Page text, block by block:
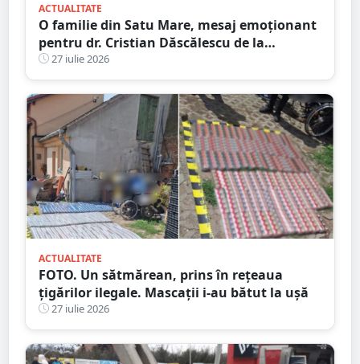
ACTUALITATE
O familie din Satu Mare, mesaj emoționant
pentru dr. Cristian Dăscălescu de la
Spitalului Județean
27 iulie 2026
ACTUALITATE
FOTO. Un sătmărean, prins în rețeaua
țigărilor ilegale. Mascații i-au bătut la ușă
27 iulie 2026